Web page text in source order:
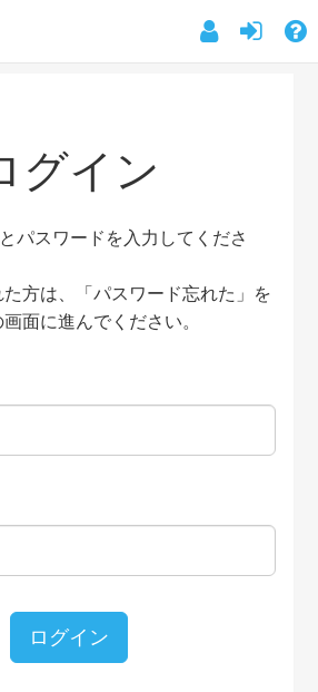
グイン
パスワードを入力してくださ
方は、「パスワード忘れた」を
面に進んでください。
ログイン